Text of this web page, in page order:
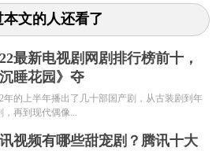
，剧集的打戏拍的是真好！典
暗黑幽默，魔性的开头舞蹈，
武力值很高的凡人，衔接全员
男主是一个逗比，观感舒适。
本文的人还看了
最新电视剧网剧排行榜前十，
沉睡花园》夺
年的上半年播出了几十部国产剧，从古装剧到年
，再到现代偶像...
视频有哪些甜宠剧？腾讯十大